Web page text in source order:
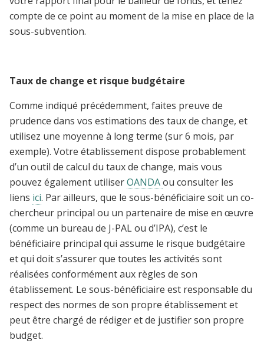
compte de ce point au moment de la mise en place de la
sous-subvention.
Taux de change et risque budgétaire
Comme indiqué précédemment, faites preuve de
prudence dans vos estimations des taux de change, et
utilisez une moyenne à long terme (sur 6 mois, par
exemple). Votre établissement dispose probablement
d’un outil de calcul du taux de change, mais vous
pouvez également utiliserOANDAou consulter les
liens ici. Par ailleurs, que le sous-bénéficiaire soit un co-
chercheur principal ou un partenaire de mise en œuvre
(comme un bureau de J-PAL ou d’IPA), c’est le
bénéficiaire principal qui assume le risque budgétaire
et qui doit s’assurer que toutes les activités sont
réalisées conformément aux règles de son
établissement. Le sous-bénéficiaire est responsable du
respect des normes de son propre établissement et
peut être chargé de rédiger et de justifier son propre
budget.